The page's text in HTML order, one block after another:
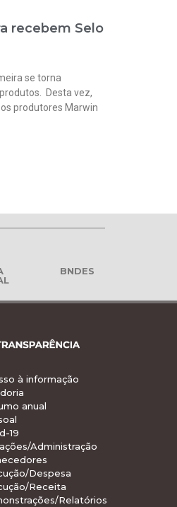
recebem Selo
se torna
Desta vez,
produtores Marwin
BNDES
à informação
anual
19
Administração
Despesa
Receita
Relatórios